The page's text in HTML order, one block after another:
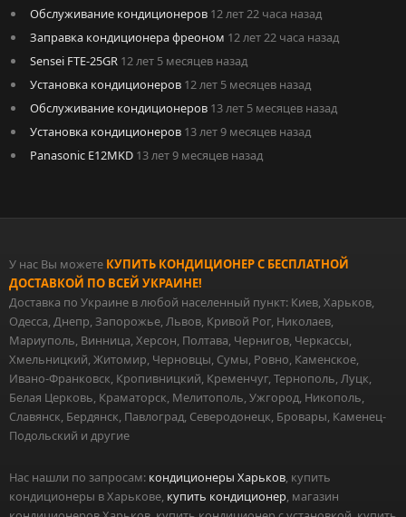
Обслуживание кондиционеров 12 лет 22 часа назад
Заправка кондиционера фреоном 12 лет 22 часа назад
Sensei FTE-25GR 12 лет 5 месяцев назад
Установка кондиционеров 12 лет 5 месяцев назад
Обслуживание кондиционеров 13 лет 5 месяцев назад
Установка кондиционеров 13 лет 9 месяцев назад
Panasonic E12MKD 13 лет 9 месяцев назад
У нас Вы можете КУПИТЬ КОНДИЦИОНЕР С БЕСПЛАТНОЙ
ДОСТАВКОЙ ПО ВСЕЙ УКРАИНЕ!
Доставка по Украине в любой населенный пункт: Киев, Харьков,
Одесса, Днепр, Запорожье, Львов, Кривой Рог, Николаев,
Мариуполь, Винница, Херсон, Полтава, Чернигов, Черкассы,
Хмельницкий, Житомир, Черновцы, Сумы, Ровно, Каменское,
Ивано-Франковск, Кропивницкий, Кременчуг, Тернополь, Луцк,
Белая Церковь, Краматорск, Мелитополь, Ужгород, Никополь,
Славянск, Бердянск, Павлоград, Северодонецк, Бровары, Каменец-
Подольский и другие
Нас нашли по запросам: кондиционеры Харьков, купить
кондиционеры в Харькове, купить кондиционер, магазин